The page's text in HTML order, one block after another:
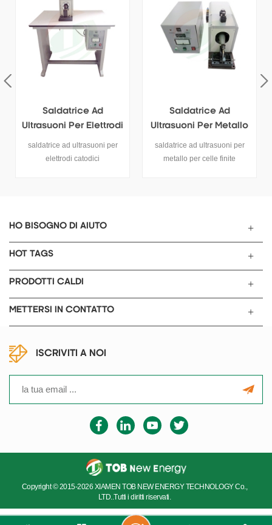
Saldatrice Ad
Ultrasuoni Per Metallo
Per Cellule Finite
saldatrice ad ultrasuoni per
metallo per celle finite
Saldatrice A
Ultrasuoni A Rullo Per
Elettrodo Catodico A
Batteria
questa saldatrice a ultrasuoni
a rullo è una saldatrice
HO BISOGNO DI AIUTO
HOT TAGS
PRODOTTI CALDI
METTERSI IN CONTATTO
ISCRIVITI A NOI
Copyright © 2015-2026 XIAMEN TOB NEW ENERGY TECHNOLOGY Co.,
LTD..Tutti i diritti riservati.